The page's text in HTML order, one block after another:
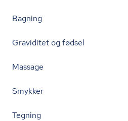
Bagning
Graviditet og fødsel
Massage
Smykker
Tegning